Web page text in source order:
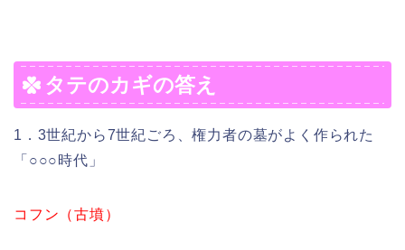
タテのカギの答え
1．3世紀から7世紀ごろ、権力者の墓がよく作られた
「○○○時代」
コフン（古墳）